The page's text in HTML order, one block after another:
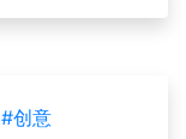
#创意